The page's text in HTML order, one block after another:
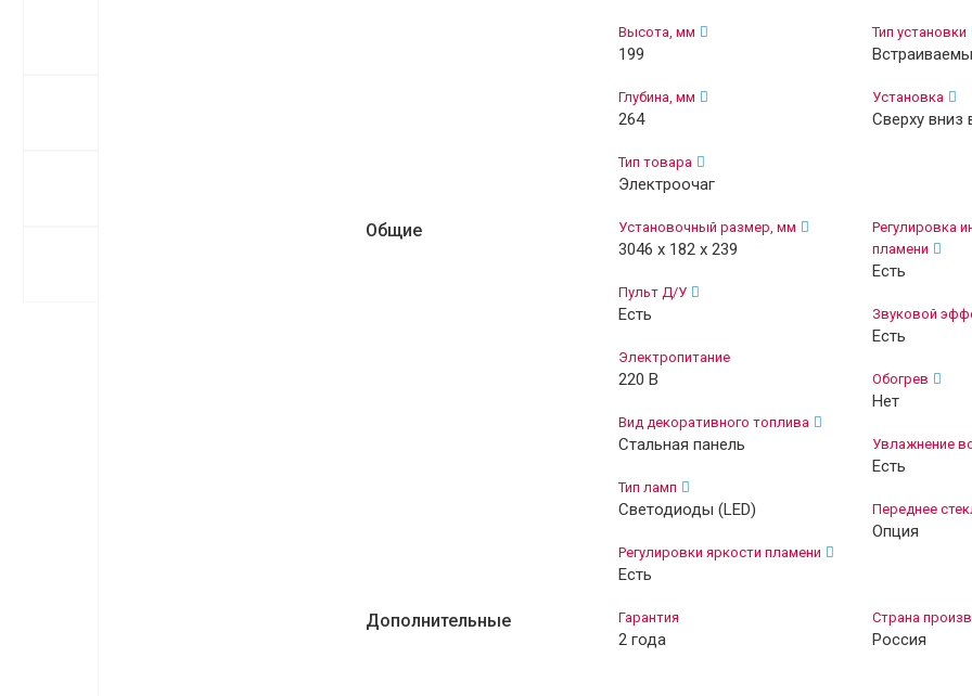
Высота, мм
199
Глубина, мм
264
Тип товара
Электроочаг
Тип установки
Установка
Сверху вниз
Общие Установочный размер, мм
3046 х 182 х 239
Пульт Д/У
Есть
Электропитание
220 В
Вид декоративного топлива
Стальная панель
Тип ламп
Светодиоды (LED)
Регулировки яркости пламени
Есть
Регулировка
пламени
Есть
Звуковой
Есть
Обогрев
Нет
Увлажнение
Есть
Переднее
Опция
Дополнительные Гарантия
2 года
Страна
Россия